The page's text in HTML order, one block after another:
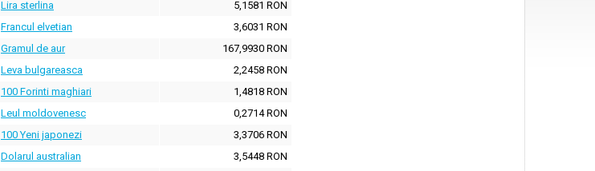
Lira sterlina
5,1581 RON
Francul elvetian
3,6031 RON
Gramul de aur
167,9930 RON
Leva bulgareasca
2,2458 RON
100 Forinti maghiari
1,4818 RON
Leul moldovenesc
0,2714 RON
100 Yeni japonezi
3,3706 RON
Dolarul australian
3,5448 RON